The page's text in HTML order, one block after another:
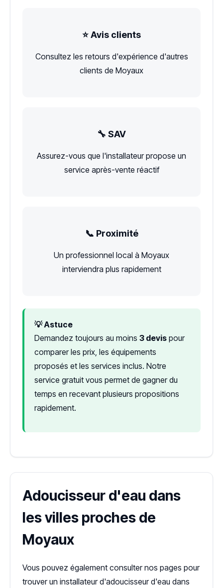
⭐ Avis clients
Consultez les retours d'expérience d'autres
clients de Moyaux
🔧 SAV
Assurez-vous que l'installateur propose un
service après-vente réactif
📞 Proximité
Un professionnel local à Moyaux
interviendra plus rapidement
💡 Astuce
Demandez toujours au moins 3 devis pour
comparer les prix, les équipements
proposés et les services inclus. Notre
service gratuit vous permet de gagner du
temps en recevant plusieurs propositions
rapidement.
Adoucisseur d'eau dans
les villes proches de
Moyaux
Vous pouvez également consulter nos pages pour
trouver un installateur d'adoucisseur d'eau dans